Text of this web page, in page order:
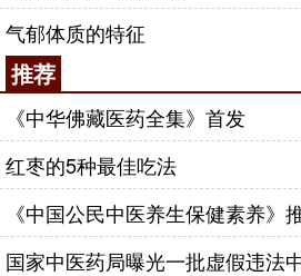
气郁体质的特征
推荐
《中华佛藏医药全集》首发
红枣的5种最佳吃法
《中国公民中医养生保健素养》
国家中医药局曝光一批虚假违法